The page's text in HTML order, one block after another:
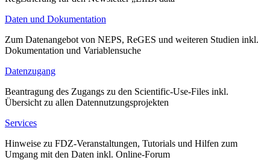
Daten und Dokumentation
Zum Datenangebot von NEPS, ReGES und weiteren Studien inkl.
Dokumentation und Variablensuche
Datenzugang
Beantragung des Zugangs zu den Scientific-Use-Files inkl.
Übersicht zu allen Datennutzungsprojekten
Services
Hinweise zu FDZ-Veranstaltungen, Tutorials und Hilfen zum
Umgang mit den Daten inkl. Online-Forum